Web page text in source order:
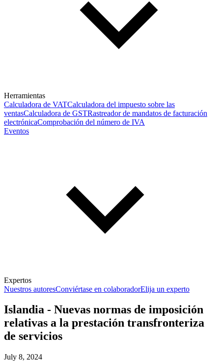
Herramientas
Calculadora de VATCalculadora del impuesto sobre las
ventasCalculadora de GSTRastreador de mandatos de facturación
electrónicaComprobación del número de IVA
Eventos
Expertos
Nuestros autoresConviértase en colaboradorElija un experto
Islandia - Nuevas normas de imposición
relativas a la prestación transfronteriza
de servicios
July 8, 2024